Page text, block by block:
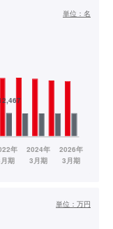
単位： 名
単位： 万円